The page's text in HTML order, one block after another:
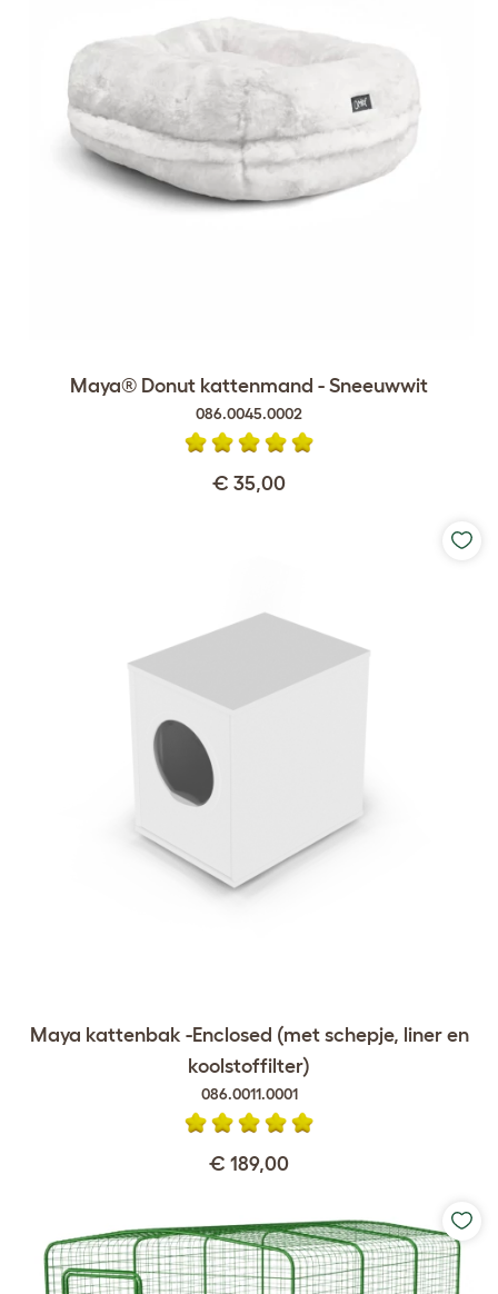
Maya® Donut kattenmand - Sneeuwwit
086.0045.0002
€ 35,00
Maya kattenbak -Enclosed (met schepje, liner en
koolstoffilter)
086.0011.0001
€ 189,00